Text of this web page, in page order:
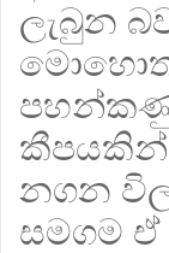
ලැබුන
කීපයකින්
නගන
සමගම ඒ